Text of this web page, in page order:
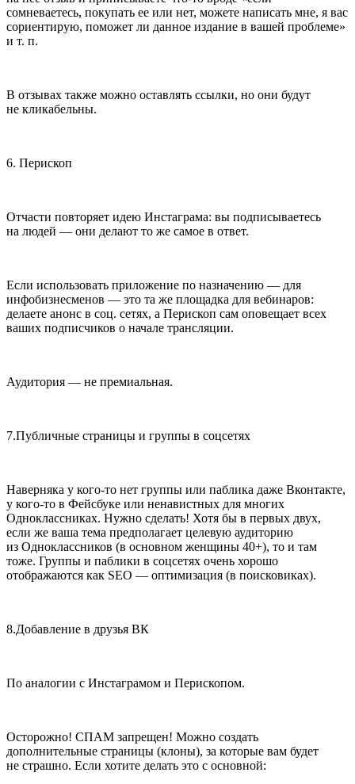
сомневаетесь, покупать ее или нет, можете написать мне, я вас
сориентирую, поможет ли данное издание в вашей проблеме»
и т. п.
В отзывах также можно оставлять ссылки, но они будут
не кликабельны.
6. Перископ
Отчасти повторяет идею Инстаграма: вы подписываетесь
на людей — они делают то же самое в ответ.
Если использовать приложение по назначению — для
инфобизнесменов — это та же площадка для вебинаров:
делаете анонс в соц. сетях, а Перископ сам оповещает всех
ваших подписчиков о начале трансляции.
Аудитория — не премиальная.
7.Публичные страницы и группы в соцсетях
Наверняка у кого-то нет группы или паблика даже Вконтакте,
у кого-то в Фейсбуке или ненавистных для многих
Одноклассниках. Нужно сделать! Хотя бы в первых двух,
если же ваша тема предполагает целевую аудиторию
из Одноклассников (в основном женщины 40+), то и там
тоже. Группы и паблики в соцсетях очень хорошо
отображаются как SEO — оптимизация (в поисковиках).
8.Добавление в друзья ВК
По аналогии с Инстаграмом и Перископом.
Осторожно! СПАМ запрещен! Можно создать
дополнительные страницы (клоны), за которые вам будет
не страшно. Если хотите делать это с основной: